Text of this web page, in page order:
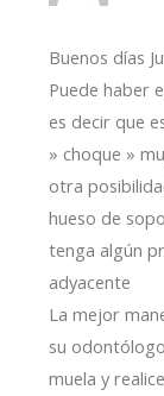
Buenos días
Puede haber
es decir que
» choque »
otra
hueso de
tenga algún
adyacente
La mejor
su
muela y